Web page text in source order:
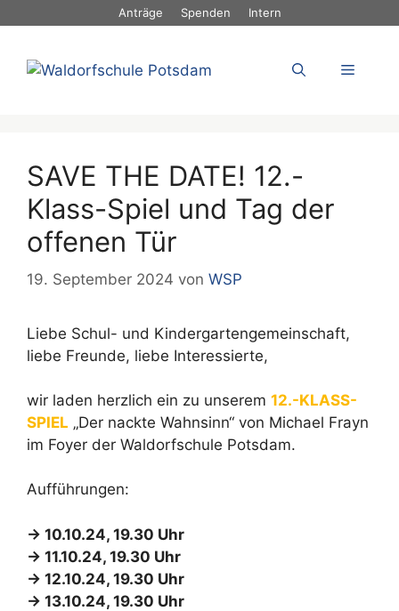
Anträge Spenden Intern
Menü
SAVE THE DATE! 12.-
Klass-Spiel und Tag der
offenen Tür
19. September 2024 von WSP
Liebe Schul- und Kindergartengemeinschaft,
liebe Freunde, liebe Interessierte,
wir laden herzlich ein zu unserem 12.-KLASS-
SPIEL „Der nackte Wahnsinn“ von Michael Frayn
im Foyer der Waldorfschule Potsdam.
Aufführungen:
→ 10.10.24, 19.30 Uhr
→ 11.10.24, 19.30 Uhr
→ 12.10.24, 19.30 Uhr
→ 13.10.24, 19.30 Uhr